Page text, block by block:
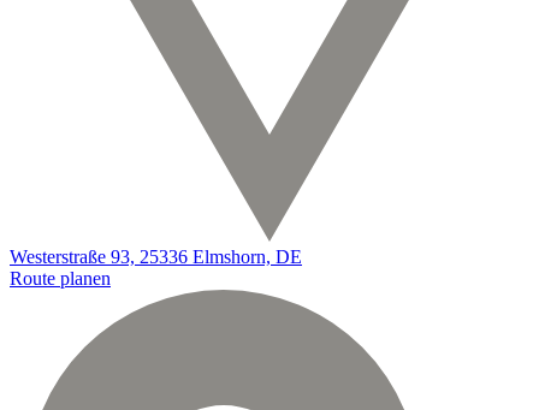
Westerstraße 93, 25336 Elmshorn, DE
Route planen